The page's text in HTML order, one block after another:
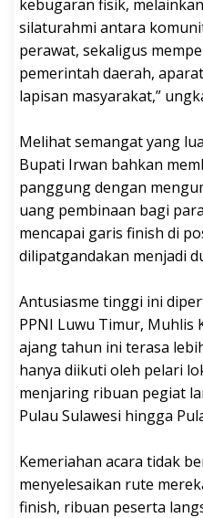
kebugaran fisik,
silaturahmi antara
perawat, sekaligus
pemerintah daerah,
lapisan masyarakat,”
‎Melihat semangat yang
Bupati Irwan bahkan
panggung dengan
uang pembinaan bagi
mencapai garis finish di
dilipatgandakan menjadi
‎Antusiasme tinggi ini
PPNI Luwu Timur, Muhlis
ajang tahun ini terasa
hanya diikuti oleh pelari
menjaring ribuan pegiat
Pulau Sulawesi hingga
‎Kemeriahan acara tidak
menyelesaikan rute
finish, ribuan peserta